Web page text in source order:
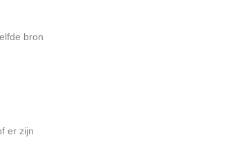
bron
er zijn